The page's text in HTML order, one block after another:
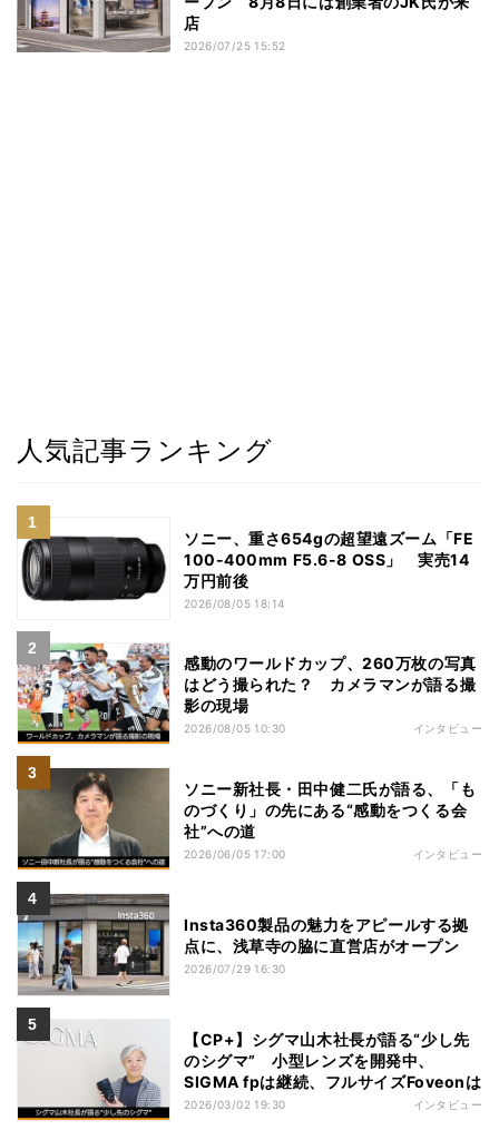
店
2026/07/25 15:52
人気記事ランキング
ソニー、重さ654gの超望遠ズーム「FE
100-400mm F5.6-8 OSS」 実売14
万円前後
2026/08/05 18:14
感動のワールドカップ、260万枚の写真
はどう撮られた？ カメラマンが語る撮
影の現場
2026/08/05 10:30 インタビュー
ソニー新社長・田中健二氏が語る、「も
のづくり」の先にある“感動をつくる会
社”への道
2026/06/05 17:00 インタビュー
Insta360製品の魅力をアピールする拠
点に、浅草寺の脇に直営店がオープン
2026/07/29 16:30
【CP+】シグマ山木社長が語る“少し先
のシグマ” 小型レンズを開発中、
SIGMA fpは継続、フルサイズFoveonは
2026/03/02 19:30 インタビュー